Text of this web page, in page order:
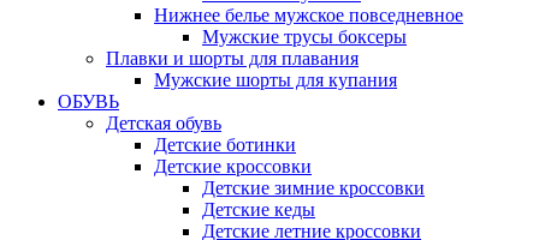
Нижнее белье мужское повседневное
Мужские трусы боксеры
Плавки и шорты для плавания
Мужские шорты для купания
ОБУВЬ
Детская обувь
Детские ботинки
Детские кроссовки
Детские зимние кроссовки
Детские кеды
Детские летние кроссовки